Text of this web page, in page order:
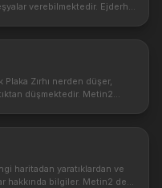
verebilmektedir. Ejderha
Zırhı nerden düşer,
düşmektedir. Metin2
haritadan yaratıklardan ve
hakkında bilgiler. Metin2 de